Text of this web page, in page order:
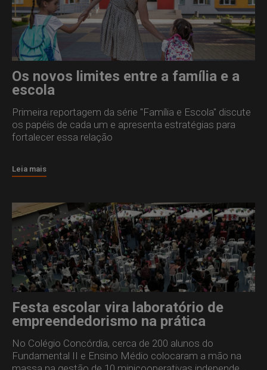
Os novos limites entre a família e a
escola
Primeira reportagem da série "Família e Escola" discute
os papéis de cada um e apresenta estratégias para
fortalecer essa relação
Leia mais
Festa escolar vira laboratório de
empreendedorismo na prática
No Colégio Concórdia, cerca de 200 alunos do
Fundamental II e Ensino Médio colocaram a mão na